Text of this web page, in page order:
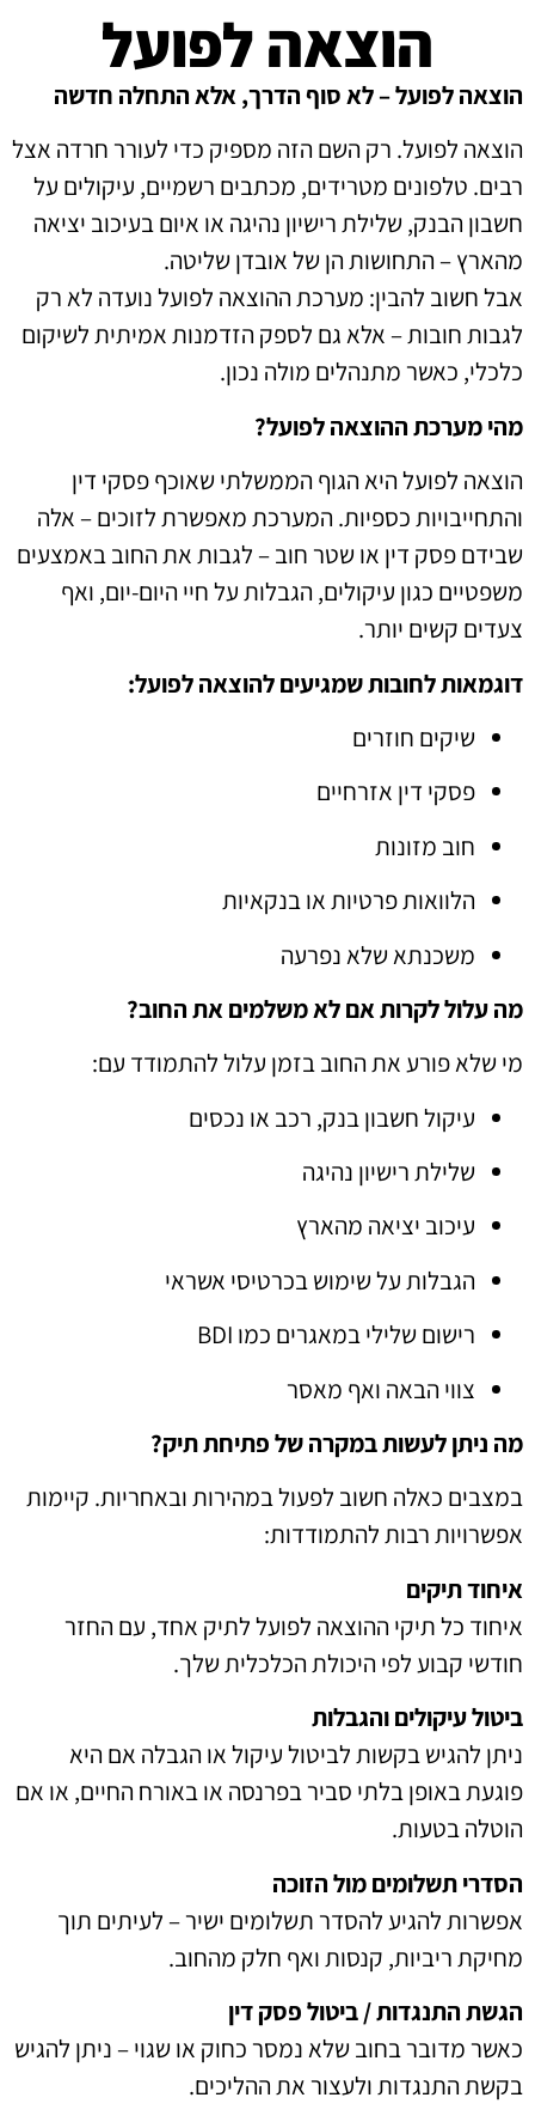
הוצאה לפועל
הוצאה לפועל – לא סוף הדרך, אלא התחלה חדשה
הוצאה לפועל. רק השם הזה מספיק כדי לעורר חרדה אצל
רבים. טלפונים מטרידים, מכתבים רשמיים, עיקולים על
חשבון הבנק, שלילת רישיון נהיגה או איום בעיכוב יציאה
מהארץ – התחושות הן של אובדן שליטה.
אבל חשוב להבין: מערכת ההוצאה לפועל נועדה לא רק
לגבות חובות – אלא גם לספק הזדמנות אמיתית לשיקום
כלכלי, כאשר מתנהלים מולה נכון.
מהי מערכת ההוצאה לפועל?
הוצאה לפועל היא הגוף הממשלתי שאוכף פסקי דין
והתחייבויות כספיות. המערכת מאפשרת לזוכים – אלה
שבידם פסק דין או שטר חוב – לגבות את החוב באמצעים
משפטיים כגון עיקולים, הגבלות על חיי היום-יום, ואף
צעדים קשים יותר.
דוגמאות לחובות שמגיעים להוצאה לפועל:
שיקים חוזרים
פסקי דין אזרחיים
חוב מזונות
הלוואות פרטיות או בנקאיות
משכנתא שלא נפרעה
מה עלול לקרות אם לא משלמים את החוב?
מי שלא פורע את החוב בזמן עלול להתמודד עם:
עיקול חשבון בנק, רכב או נכסים
שלילת רישיון נהיגה
עיכוב יציאה מהארץ
הגבלות על שימוש בכרטיסי אשראי
רישום שלילי במאגרים כמו BDI
צווי הבאה ואף מאסר
מה ניתן לעשות במקרה של פתיחת תיק?
במצבים כאלה חשוב לפעול במהירות ובאחריות. קיימות
אפשרויות רבות להתמודדות:
איחוד תיקים
איחוד כל תיקי ההוצאה לפועל לתיק אחד, עם החזר
חודשי קבוע לפי היכולת הכלכלית שלך.
ביטול עיקולים והגבלות
ניתן להגיש בקשות לביטול עיקול או הגבלה אם היא
פוגעת באופן בלתי סביר בפרנסה או באורח החיים, או אם
הוטלה בטעות.
הסדרי תשלומים מול הזוכה
אפשרות להגיע להסדר תשלומים ישיר – לעיתים תוך
מחיקת ריביות, קנסות ואף חלק מהחוב.
הגשת התנגדות / ביטול פסק דין
כאשר מדובר בחוב שלא נמסר כחוק או שגוי – ניתן להגיש
בקשת התנגדות ולעצור את ההליכים.